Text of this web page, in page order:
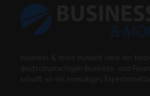
business & more bündelt viele der
deutschsprachigen Business -und
schafft so ein einmaliges